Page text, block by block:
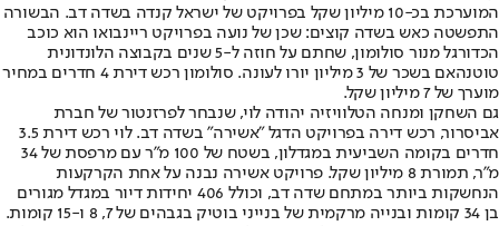
המוערכת בכ-10 מיליון שקל בפרויקט של ישראל קנדה בשדה דב. הבשורה
התפשטה כאש בשדה קוצים: שכן של נועה בפרויקט ריינבואו הוא כוכב
הכדורגל מנור סולומון, שחתם על חוזה ל-5 שנים בקבוצה הלונדונית
טוטנהאם בשכר של 3 מיליון יורו לעונה. סולומון רכש דירת 4 חדרים במחיר
מוערך של 7 מיליון שקל.
גם השחקן ומנחה הטלוויזיה יהודה לוי, שנבחר לפרזנטור של חברת
אביסרור, רכש דירה בפרויקט הדגל "אשירה" בשדה דב. לוי רכש דירת 3.5
חדרים בקומה השביעית במגדלון, בשטח של 100 מ"ר עם מרפסת של 34
מ"ר, תמורת 8 מיליון שקל. פרויקט אשירה נבנה על אחת הקרקעות
הנחשקות ביותר במתחם שדה דב, וכולל 406 יחידות דיור במגדל מגורים
בן 34 קומות ובנייה מרקמית של בנייני בוטיק בגבהים של 7, 8 ו-15 קומות.